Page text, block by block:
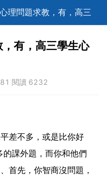
理問題求教，有，高三
有，高三學生心
閱讀 6232
差不多，或是比你好
課外題，而你和他們
首先，你智商沒問題，